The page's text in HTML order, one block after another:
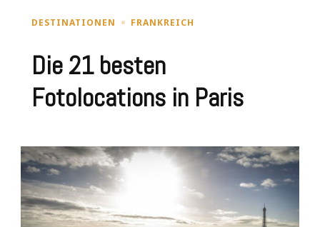
DESTINATIONEN FRANKREICH
Die 21 besten
Fotolocations in Paris